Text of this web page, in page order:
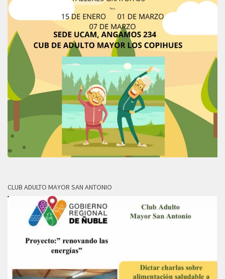
CLUB ADULTO MAYOR SAN ANTONIO